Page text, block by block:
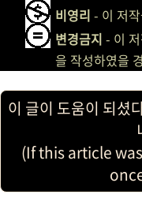
비영리 - 이 저
변경금지 - 이
을 작성하였을
이 글이 도움이 되셨
(If this article